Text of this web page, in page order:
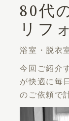
80代
リフ
浴室・脱衣
今回ご紹介
が快適に毎
のご依頼で